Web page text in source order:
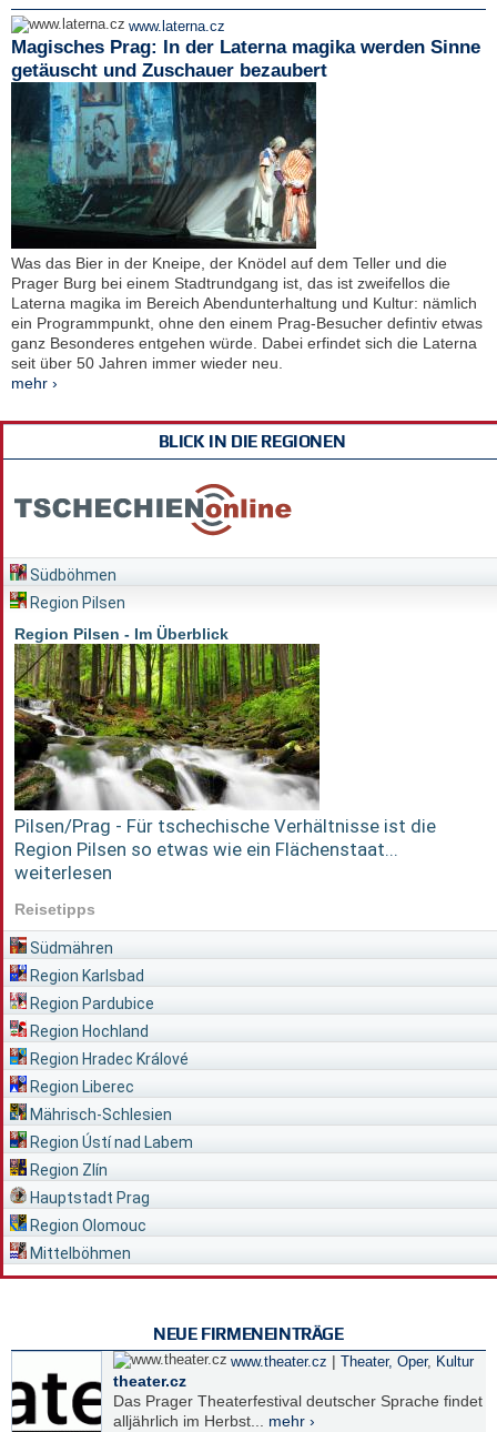
www.laterna.cz
Magisches Prag: In der Laterna magika werden Sinne
getäuscht und Zuschauer bezaubert
Was das Bier in der Kneipe, der Knödel auf dem Teller und die
Prager Burg bei einem Stadtrundgang ist, das ist zweifellos die
Laterna magika im Bereich Abendunterhaltung und Kultur: nämlich
ein Programmpunkt, ohne den einem Prag-Besucher defintiv etwas
ganz Besonderes entgehen würde. Dabei erfindet sich die Laterna
seit über 50 Jahren immer wieder neu.
mehr ›
BLICK IN DIE REGIONEN
Südböhmen
Region Pilsen
Region Pilsen - Im Überblick
Pilsen/Prag - Für tschechische Verhältnisse ist die
Region Pilsen so etwas wie ein Flächenstaat...
weiterlesen
Reisetipps
Südmähren
Region Karlsbad
Region Pardubice
Region Hochland
Region Hradec Králové
Region Liberec
Mährisch-Schlesien
Region Ústí nad Labem
Region Zlín
Hauptstadt Prag
Region Olomouc
Mittelböhmen
NEUE FIRMENEINTRÄGE
www.theater.cz | Theater, Oper, Kultur
theater.cz
Das Prager Theaterfestival deutscher Sprache findet
alljährlich im Herbst... mehr ›